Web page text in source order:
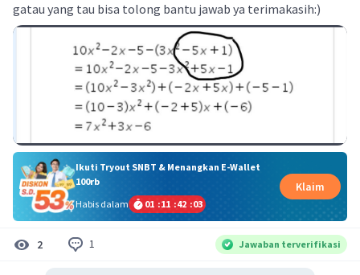
gatau yang tau bisa tolong bantu jawab ya terimakasih:)
Ikuti Tryout SNBT & Menangkan E-Wallet
100rb
Habis dalam
01 :11 :42 :02
Klaim
2 1 Jawaban terverifikasi